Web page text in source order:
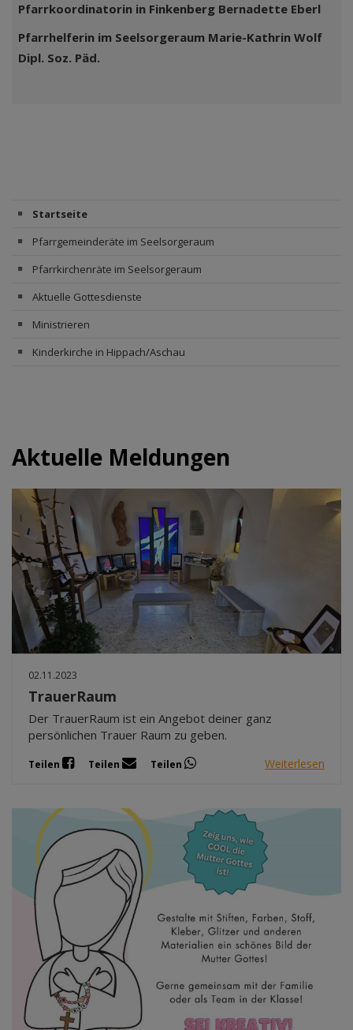
Pfarrkoordinatorin in Finkenberg Bernadette Eberl
Pfarrhelferin im Seelsorgeraum Marie-Kathrin Wolf
Dipl. Soz. Päd.
Startseite
Pfarrgemeinderäte im Seelsorgeraum
Pfarrkirchenräte im Seelsorgeraum
Aktuelle Gottesdienste
Ministrieren
Kinderkirche in Hippach/Aschau
Aktuelle Meldungen
02.11.2023
TrauerRaum
Der TrauerRaum ist ein Angebot deiner ganz
persönlichen Trauer Raum zu geben.
Teilen Teilen Teilen Weiterlesen